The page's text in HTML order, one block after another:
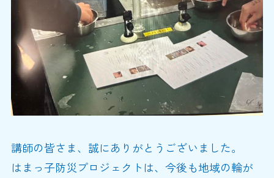
講師の皆さま、誠にありがとうございました。
はまっ子防災プロジェクトは、今後も地域の輪が